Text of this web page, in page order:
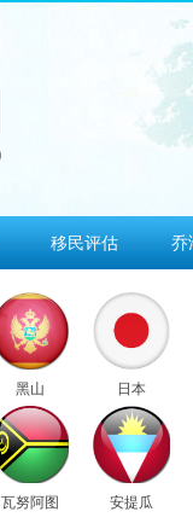
移民评估 乔
黑山 日本
瓦努阿图 安提瓜